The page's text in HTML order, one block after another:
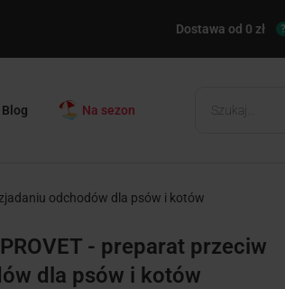
Dostawa od 0 zł ?
Blog Na sezon
odchodów dla psów i kotów
- preparat przeciw
dla psów i kotów